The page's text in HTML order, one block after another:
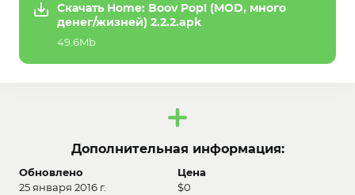
Скачать Home: Boov Pop! (MOD, много
денег/жизней) 2.2.2.apk
49.6Mb
Дополнительная информация:
Обновлено
25 января 2016 г.
Цена
$0